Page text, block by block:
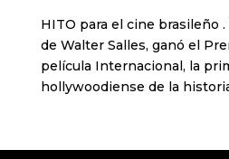
HITO para el cine brasileño .
de Walter Salles, ganó el
película Internacional, la
hollywoodiense de la